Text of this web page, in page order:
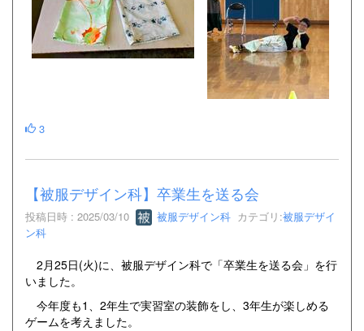
3
【被服デザイン科】卒業生を送る会
投稿日時 : 2025/03/10 被服デザイン科 カテゴリ:被服デザイ
ン科
2月25日(火)に、被服デザイン科で「卒業生を送る会」を行
いました。
今年度も1、2年生で実習室の装飾をし、3年生が楽しめる
ゲームを考えました。